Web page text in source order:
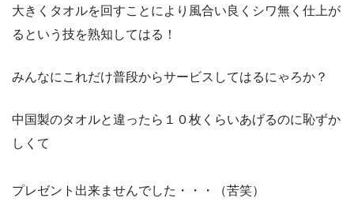
大きくタオルを回すことにより風合い良くシワ無く仕上が
るという技を熟知してはる！
みんなにこれだけ普段からサービスしてはるにゃろか？
中国製のタオルと違ったら１０枚くらいあげるのに恥ずか
しくて
プレゼント出来ませんでした・・・（苦笑）